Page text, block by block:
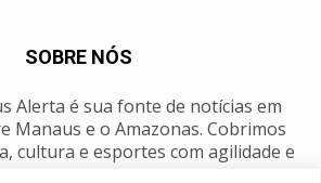
SOBRE NÓS
Alerta é sua fonte de notícias em
Manaus e o Amazonas. Cobrimos
cultura e esportes com agilidade e